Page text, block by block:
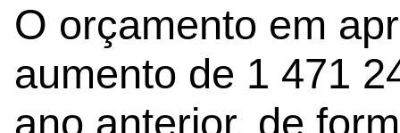
O orçamento em
aumento de 1 471
ano anterior, de